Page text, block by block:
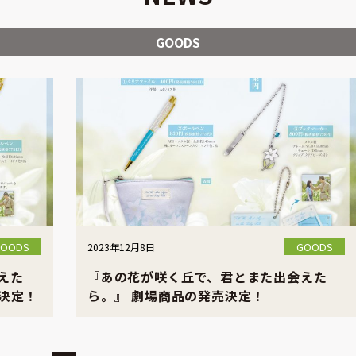
GOODS
た
定！
2023年12月8日 GOODS
『あの花が咲く丘で、君とまた出会えた
ら。』 劇場商品の発売決定！